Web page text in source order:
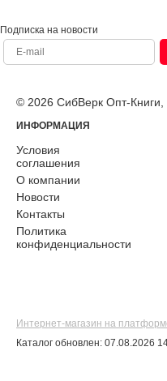
Подписка на новости
© 2026 СибВерк Опт-Книги,
ИНФОРМАЦИЯ
Условия
соглашения
О компании
Новости
Контакты
Политика
конфиденциальности
Интернет-магазин на
Каталог обновлен: 07.08.2026